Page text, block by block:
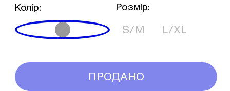
Колір:
Black
Розмір:
S/M L/XL
ПРОДАНО